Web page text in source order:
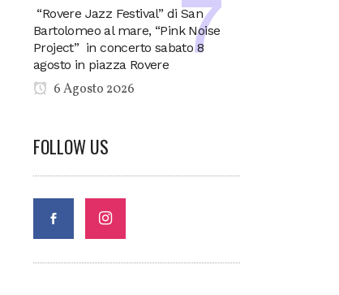
“Rovere Jazz Festival” di San
Bartolomeo al mare, “Pink Noise
Project” in concerto sabato 8
agosto in piazza Rovere
6 Agosto 2026
FOLLOW US